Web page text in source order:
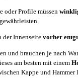
oder Profile müssen
der Innenseite vorher
und brauchen je nach
am besten mit einem
Kappe und Hammer